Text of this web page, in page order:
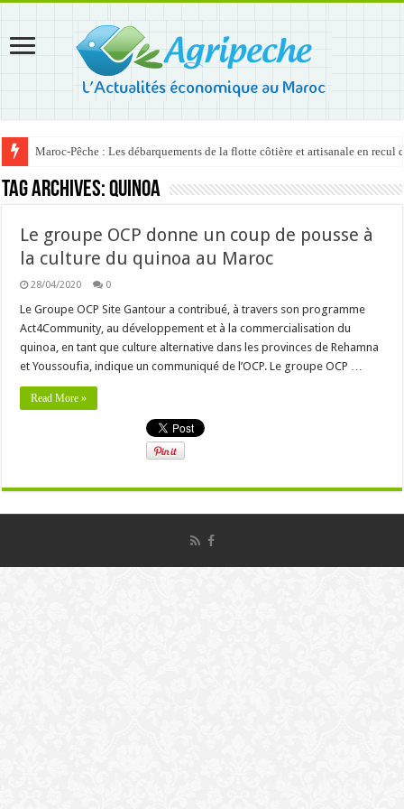
Maroc-Pêche : Les débarquements de la flotte côtière et artisanale en recul
Tag Archives:Quinoa
Le groupe OCP donne un coup de pousse à
la culture du quinoa au Maroc
28/04/2020 0
Le Groupe OCP Site Gantour a contribué, à travers son programme
Act4Community, au développement et à la commercialisation du
quinoa, en tant que culture alternative dans les provinces de Rehamna
et Youssoufia, indique un communiqué de l’OCP. Le groupe OCP …
Read More »